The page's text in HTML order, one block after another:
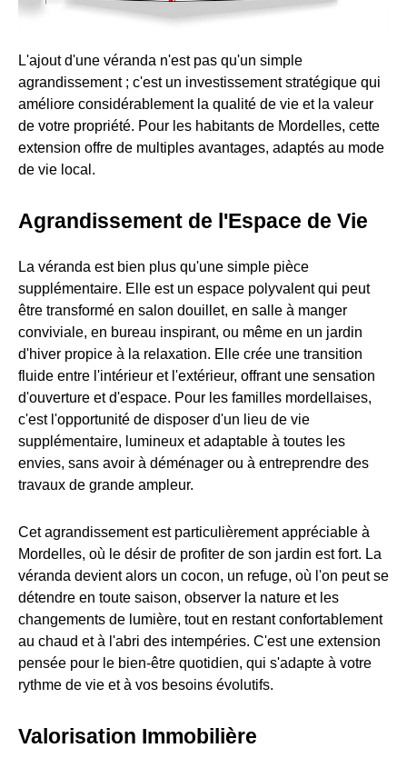
L'ajout d'une véranda n'est pas qu'un simple
agrandissement ; c'est un investissement stratégique qui
améliore considérablement la qualité de vie et la valeur
de votre propriété. Pour les habitants de Mordelles, cette
extension offre de multiples avantages, adaptés au mode
de vie local.
Agrandissement de l'Espace de Vie
La véranda est bien plus qu'une simple pièce
supplémentaire. Elle est un espace polyvalent qui peut
être transformé en salon douillet, en salle à manger
conviviale, en bureau inspirant, ou même en un jardin
d'hiver propice à la relaxation. Elle crée une transition
fluide entre l'intérieur et l'extérieur, offrant une sensation
d'ouverture et d'espace. Pour les familles mordellaises,
c'est l'opportunité de disposer d'un lieu de vie
supplémentaire, lumineux et adaptable à toutes les
envies, sans avoir à déménager ou à entreprendre des
travaux de grande ampleur.
Cet agrandissement est particulièrement appréciable à
Mordelles, où le désir de profiter de son jardin est fort. La
véranda devient alors un cocon, un refuge, où l'on peut se
détendre en toute saison, observer la nature et les
changements de lumière, tout en restant confortablement
au chaud et à l'abri des intempéries. C'est une extension
pensée pour le bien-être quotidien, qui s'adapte à votre
rythme de vie et à vos besoins évolutifs.
Valorisation Immobilière